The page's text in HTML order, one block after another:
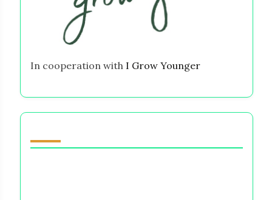
In cooperation with I Grow Younger